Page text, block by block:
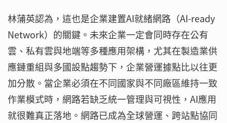
林蒲英認為，這也是企業建置AI就緒網路（AI-ready
Network）的關鍵。未來企業一定會同時存在公有
雲、私有雲與地端等多種應用架構，尤其在製造業供
應鏈重組與多國設點趨勢下，企業營運據點比以往更
加分散。當企業必須在不同國家與不同廠區維持一致
作業模式時，網路若缺乏統一管理與可視性，AI應用
就很難真正落地。網路已成為全球營運、跨站點協同